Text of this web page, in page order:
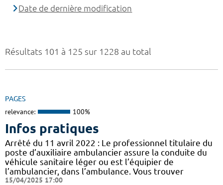
Résultats 101 à 125 sur 1228 au total
PAGES
relevance: 100%
Infos pratiques
Arrêté du 11 avril 2022 : Le professionnel titulaire du
poste d’auxiliaire ambulancier assure la conduite du
véhicule sanitaire léger ou est l’équipier de
l’ambulancier, dans l’ambulance. Vous trouver
15/04/2025 17:00
Date de dernière modification